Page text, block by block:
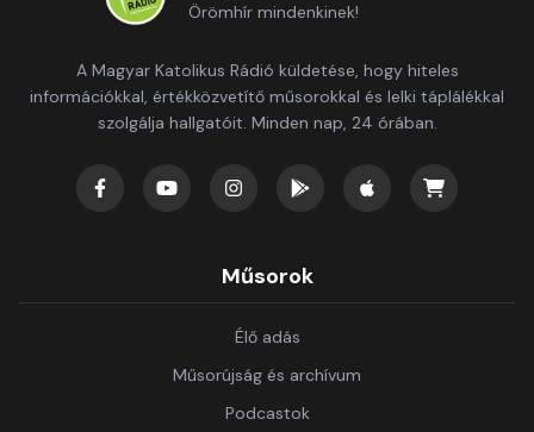
Örömhír mindenkinek!
A Magyar Katolikus Rádió küldetése, hogy hiteles
információkkal, értékközvetítő műsorokkal és lelki táplálékkal
szolgálja hallgatóit. Minden nap, 24 órában.
Műsorok
Élő adás
Műsorújság és archívum
Podcastok